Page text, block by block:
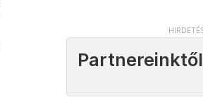
Partnereinktől